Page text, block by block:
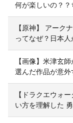
何が楽しいの？？
【原神】 アーク
ってなぜ？日本
【画像】米津玄
選んだ作品が意外
【ドラクエウォ
い方を理解した